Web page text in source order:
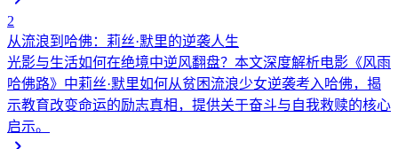
2
从流浪到哈佛：莉丝·默里的逆袭人生
光影与生活如何在绝境中逆风翻盘？本文深度解析电影《风雨
哈佛路》中莉丝·默里如何从贫困流浪少女逆袭考入哈佛，揭
示教育改变命运的励志真相，提供关于奋斗与自我救赎的核心
启示。